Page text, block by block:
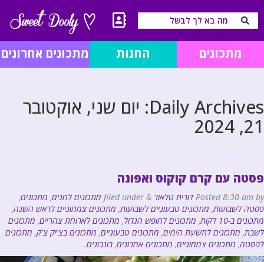
מתכונים החנות מתכונים אחרונים
Daily Archives: יום שני, אוקטובר
21, 2024
פסטה עם קרם קוקוס ואפונה
Posted8:30 am by דורית טלאור & מתכונים לחגים, מתכונים,
פסטה לשבועות, מתכונים טבעוניים לשבועות, מתכונים צמחוניים לראש השנה,
מתכונים ב-10 דקות
, מתכונים לחופש הגדול, מתכונים לארוחת צהריים, מתכונים
לשבת, מתכונים לתשעת הימים, מתכונים טבעוניים, מתכונים בצ'יק צ'ק, מתכונים
לפסטה, מתכונים צמחוניים, מתכונים אחרונים, בונבונים.